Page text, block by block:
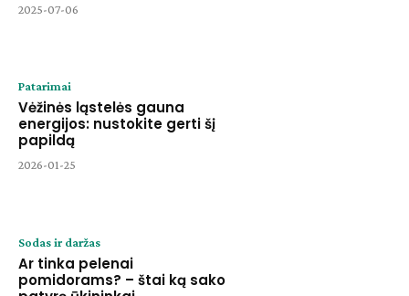
2025-07-06
Patarimai
Vėžinės ląstelės gauna
energijos: nustokite gerti šį
papildą
2026-01-25
Sodas ir daržas
Ar tinka pelenai
pomidorams? – štai ką sako